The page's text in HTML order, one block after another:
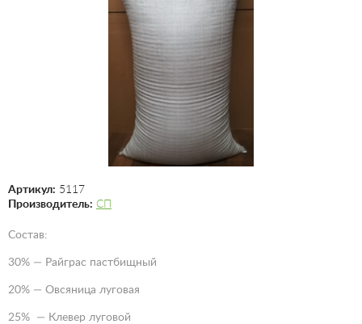
Артикул: 5117
Производитель: СП
Состав:
30% — Райграс пастбищный
20% — Овсяница луговая
25% — Клевер луговой